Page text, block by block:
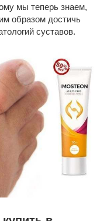
мы теперь знаем,
образом достичь
суставов.